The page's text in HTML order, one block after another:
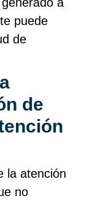
puede
de
de
la atención
no